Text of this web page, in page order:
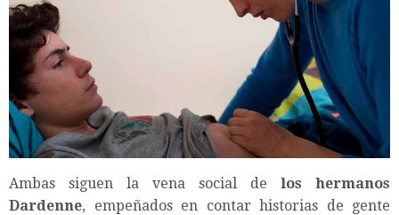
Ambas siguen la vena social de los hermanos
Dardenne, empeñados en contar historias de gente